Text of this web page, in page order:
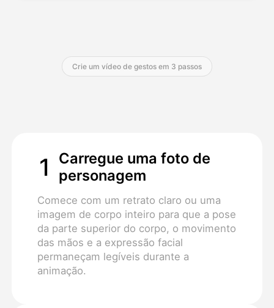
Crie um vídeo de gestos em 3 passos
1
Carregue uma foto de
personagem
Comece com um retrato claro ou uma
imagem de corpo inteiro para que a pose
da parte superior do corpo, o movimento
das mãos e a expressão facial
permaneçam legíveis durante a
animação.